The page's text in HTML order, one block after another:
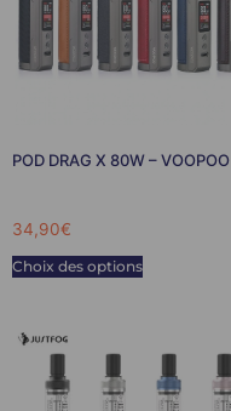
POD DRAG X 80W – VOOPOO
34,90€
Choix des options